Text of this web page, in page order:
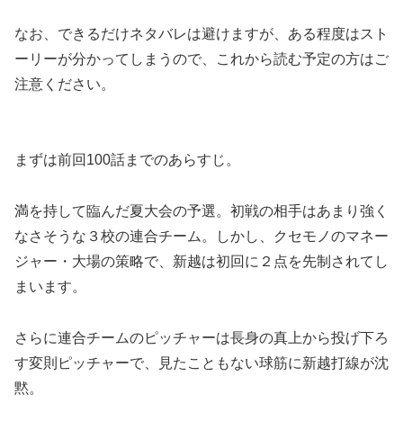
なお、できるだけネタバレは避けますが、ある程度はスト
ーリーが分かってしまうので、これから読む予定の方はご
注意ください。
まずは前回100話までのあらすじ。
満を持して臨んだ夏大会の予選。初戦の相手はあまり強く
なさそうな３校の連合チーム。しかし、クセモノのマネー
ジャー・大場の策略で、新越は初回に２点を先制されてし
まいます。
さらに連合チームのピッチャーは長身の真上から投げ下ろ
す変則ピッチャーで、見たこともない球筋に新越打線が沈
黙。